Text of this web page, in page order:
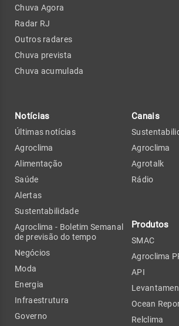
Chuva Agora
Radar RJ
Outros radares
Chuva prevista
Chuva acumulada
Notícias
Últimas notícias
Agroclima
Alimentação
Saúde
Alertas
Sustentabilidade
Agroclima - Boletim Semanal
de previsão do tempo
Negócios
Moda
Energia
Infraestrutura
Governo
Canais
Agroclima
Agrotalk
Rádio
Produtos
SMAC
Agroclima
API
Ocean
Relclima